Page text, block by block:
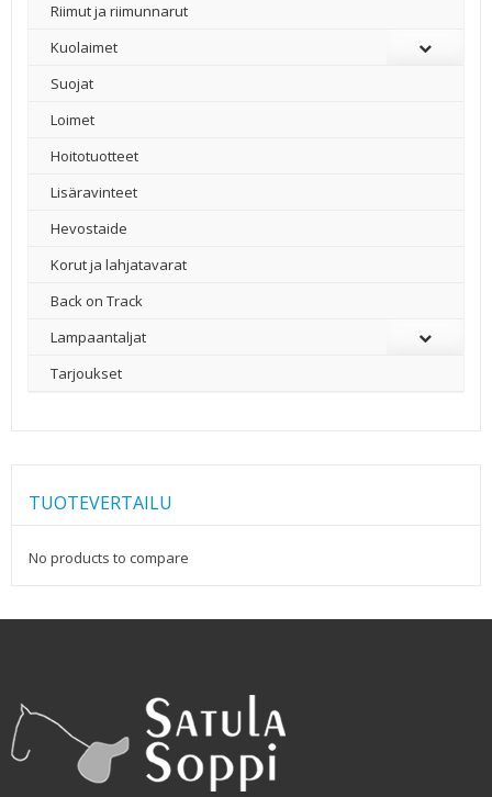
Riimut ja riimunnarut
Kuolaimet
Suojat
Loimet
Hoitotuotteet
Lisäravinteet
Hevostaide
Korut ja lahjatavarat
Back on Track
Lampaantaljat
Tarjoukset
TUOTEVERTAILU
No products to compare